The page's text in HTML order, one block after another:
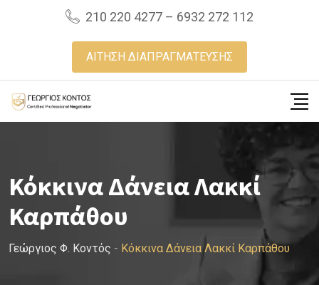
210 220 4277 – 6932 272 112
ΑΙΤΗΣΗ ΔΙΑΠΡΑΓΜΑΤΕΥΣΗΣ
Κόκκινα Δάνεια Λακκί
Καρπάθου
Γεώργιος Φ. Κοντός - Κόκκινα Δάνεια Λακκί Καρπάθου